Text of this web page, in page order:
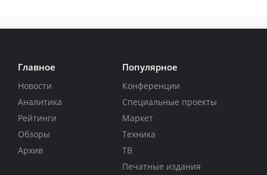
Главное
Новости
Аналитика
Рейтинги
Обзоры
Архив
Популярное
Конференции
Специальные проекты
Маркет
Техника
ТВ
Печатные издания